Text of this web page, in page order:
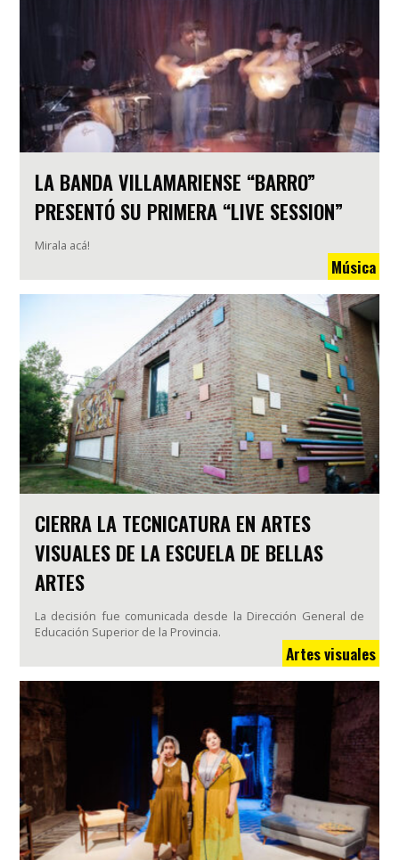
LA BANDA VILLAMARIENSE “BARRO”
PRESENTÓ SU PRIMERA “LIVE SESSION”
Mirala acá!
Música
CIERRA LA TECNICATURA EN ARTES
VISUALES DE LA ESCUELA DE BELLAS
ARTES
La decisión fue comunicada desde la Dirección General de
Educación Superior de la Provincia.
Artes visuales